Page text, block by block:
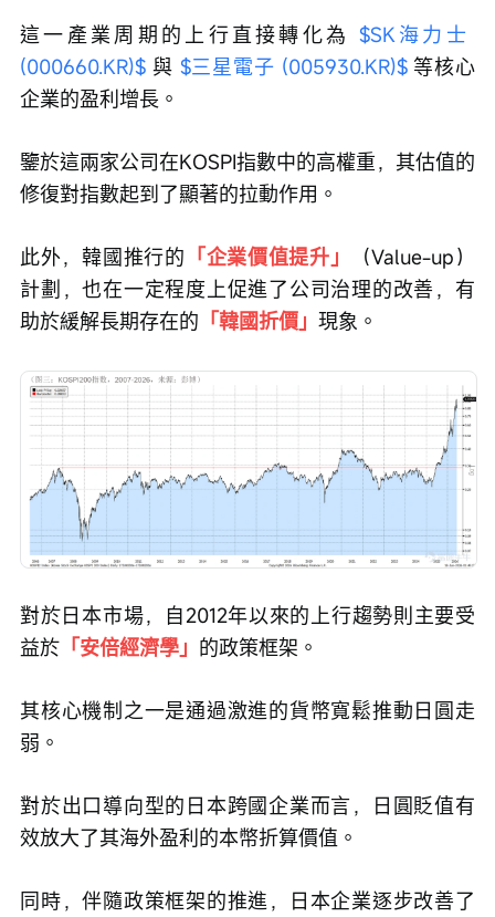
這一產業周期的上行直接轉化為 $SK海力士
(000660.KR)$ 與 $三星電子 (005930.KR)$ 等核心
企業的盈利增長。
鑒於這兩家公司在KOSPI指數中的高權重，其估值的
修復對指數起到了顯著的拉動作用。
此外，韓國推行的 「企業價值提升」
（Value-up）
計劃，也在一定程度上促進了公司治理的改善，有
助於緩解長期存在的 「韓國折價」 現象。
對於日本市場，自2012年以來的上行趨勢則主要受
益於 「安倍經濟學」 的政策框架。
其核心機制之一是通過激進的貨幣寬鬆推動日圓走
弱。
對於出口導向型的日本跨國企業而言，日圓貶值有
效放大了其海外盈利的本幣折算價值。
同時，伴隨政策框架的推進，日本企業逐步改善了